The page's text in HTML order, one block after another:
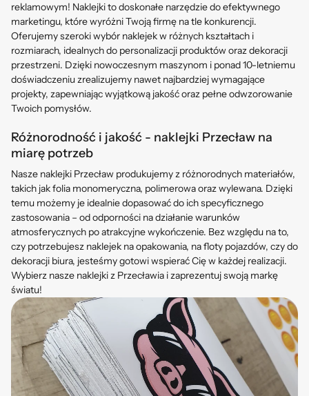
reklamowym! Naklejki to doskonałe narzędzie do efektywnego
marketingu, które wyróżni Twoją firmę na tle konkurencji.
Oferujemy szeroki wybór naklejek w różnych kształtach i
rozmiarach, idealnych do personalizacji produktów oraz dekoracji
przestrzeni. Dzięki nowoczesnym maszynom i ponad 10-letniemu
doświadczeniu zrealizujemy nawet najbardziej wymagające
projekty, zapewniając wyjątkową jakość oraz pełne odwzorowanie
Twoich pomysłów.
Różnorodność i jakość - naklejki Przecław na
miarę potrzeb
Nasze naklejki Przecław produkujemy z różnorodnych materiałów,
takich jak folia monomeryczna, polimerowa oraz wylewana. Dzięki
temu możemy je idealnie dopasować do ich specyficznego
zastosowania – od odporności na działanie warunków
atmosferycznych po atrakcyjne wykończenie. Bez względu na to,
czy potrzebujesz naklejek na opakowania, na floty pojazdów, czy do
dekoracji biura, jesteśmy gotowi wspierać Cię w każdej realizacji.
Wybierz nasze naklejki z Przecławia i zaprezentuj swoją markę
światu!